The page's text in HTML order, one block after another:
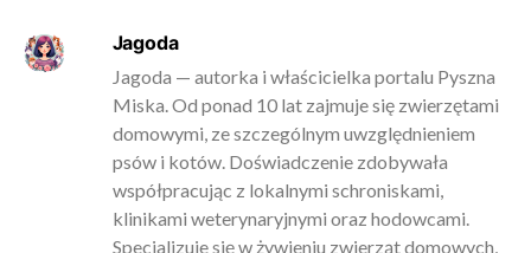
Jagoda
Jagoda — autorka i właścicielka portalu Pyszna
Miska. Od ponad 10 lat zajmuje się zwierzętami
domowymi, ze szczególnym uwzględnieniem
psów i kotów. Doświadczenie zdobywała
współpracując z lokalnymi schroniskami,
klinikami weterynaryjnymi oraz hodowcami.
Specjalizuje się w żywieniu zwierząt domowych,